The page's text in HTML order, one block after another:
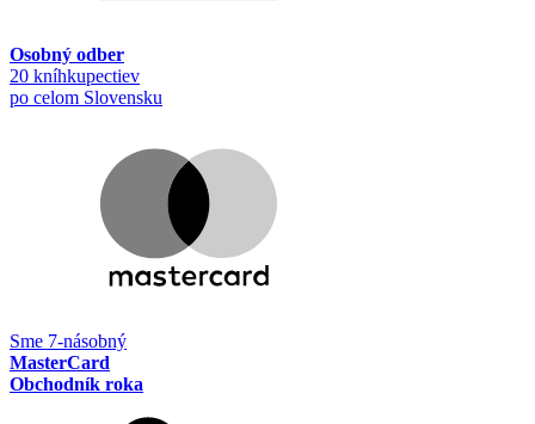
Osobný odber
20 kníhkupectiev
po celom Slovensku
Sme 7-násobný
MasterCard
Obchodník roka